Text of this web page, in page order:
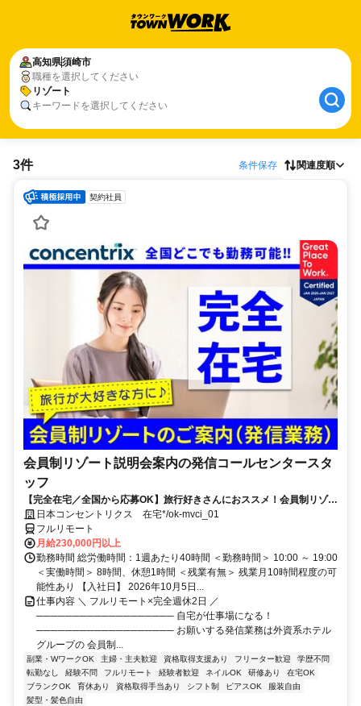
高知県須崎市
職種を選択してください
リゾート
キーワードを選択してください
3件 条件保存 関連度順
契約社員
会員制リゾート説明会案内の発信コールセンタースタ
ッフ
【完全在宅／全国から応募OK】旅行好きさんにおススメ！会員制リゾー
トのご案内×テレワーク・リモートワーク◎月収34万円以上も可能！
日本コンセントリクス 在宅*/ok-mvci_01
フルリモート
月給230,000円以上
勤務時間 総労働時間：1週あたり40時間 ＜勤務時間＞ 10:00 ～ 19:00
＜実働時間＞ 8時間、休憩1時間 ＜残業有無＞ 残業月10時間程度の可
能性あり 【入社日】 2026年10月5日...
仕事内容 ＼ フルリモート×完全週休2日 ／
─────────────────── 自宅が仕事場になる！
─────────────────── お願いする発信業務は外資系ホテル
グループの 会員制...
副業・WワークOK 主婦・主夫歓迎 資格取得支援あり フリーター歓迎
学歴不問
転勤なし
経験不問 フルリモート 経験者歓迎 ネイルOK 研修あり
在宅OK
ブランクOK
育休あり 資格取得手当あり シフト制 ピアスOK
服装自由
髪型・髪色自由